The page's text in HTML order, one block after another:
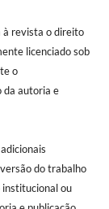
à revista o direito
licenciado sob
o
da autoria e
do trabalho
ou